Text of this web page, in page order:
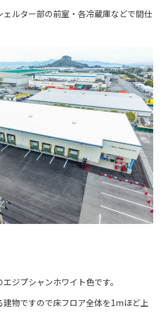
ルター部の前室・各冷蔵庫などで間仕
ジプシャンホワイト色です。
建物ですので床フロア全体を1mほど上